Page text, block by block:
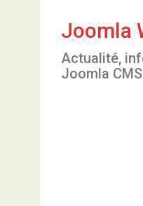
Joomla
Actualité,
Joomla CMS